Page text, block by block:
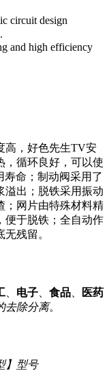
circuit design
and high efficiency
高，好色先生TV安
，循环良好，可以使
命；制动阀采用了
溢出；脱铁采用振动
；网片由特殊材料精
便于脱铁；全自动作
残留。
电子 食品
医药
去除分离。
】型号